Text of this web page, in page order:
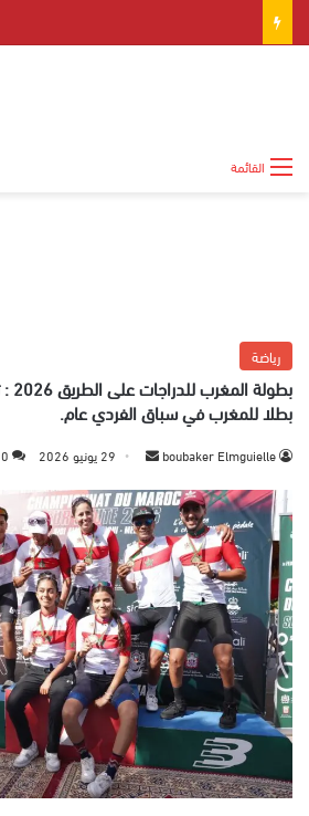
القائمة
رياضة
بطلا للمغرب في سباق الفردي عام.
boubaker Elmguielle
س
ل
ب
ر
ي
د
ا
إ
ل
ك
ت
ر
29 يونيو 2026 0